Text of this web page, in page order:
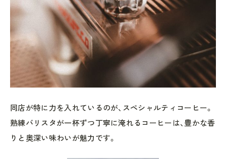
同店が特に力を入れているのが、スペシャルティコーヒー。
熟練バリスタが一杯ずつ丁寧に淹れるコーヒーは、豊かな香
りと奥深い味わいが魅力です。